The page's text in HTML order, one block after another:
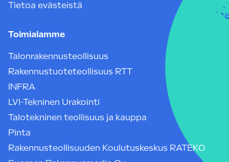
Tietoa evästeistä
Toimialamme
Talonrakennusteollisuus
Rakennustuoteteollisuus RTT
INFRA
LVI-Tekninen Urakointi
Talotekninen teollisuus ja kauppa
Pinta
Rakennusteollisuuden Koulutuskeskus RATEKO